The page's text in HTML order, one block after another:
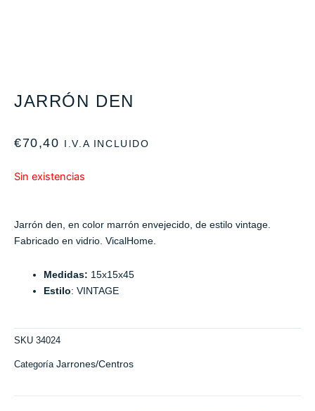
JARRÓN DEN
€70,40 I.V.A INCLUIDO
Sin existencias
Jarrón den, en color marrón envejecido, de estilo vintage.
Fabricado en vidrio. VicalHome.
Medidas: 15x15x45
Estilo: VINTAGE
SKU 34024
Categoría Jarrones/Centros